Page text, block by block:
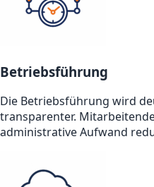
Betriebsführung
Die Betriebsführung wird
transparenter.
administrative Aufwand